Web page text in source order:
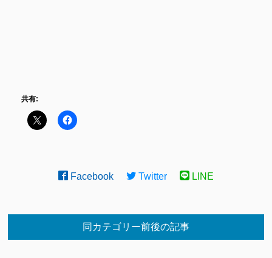
共有:
Facebook Twitter LINE
同カテゴリー前後の記事